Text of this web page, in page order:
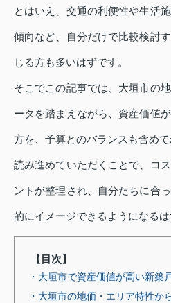
とはいえ、交通の利便性や生活
傾向など、自分だけで比較検討
じる方も多いはずです。
そこでこの記事では、大垣市の
ータを踏まえながら、資産価値
方を、予算とのバランスも含め
読み進めていただくことで、コ
ントが整理され、自分たちに合
的にイメージできるようになるは
【目次】
・大垣市で資産価値が高い新築
・大垣市の地価・エリア特性か